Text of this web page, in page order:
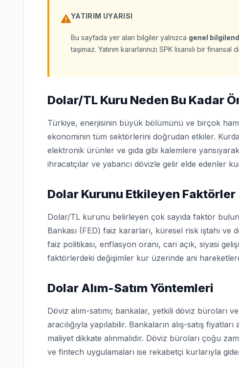
YATIRIM UYARISI
Bu sayfada yer alan bilgiler yalnızca genel
taşımaz. Yatırım kararlarınızı SPK lisanslı bir
Dolar/TL Kuru Neden Bu Kadar
Türkiye, enerjisinin büyük bölümünü ve birçok
ekonominin tüm sektörlerini doğrudan etkiler.
elektronik ürünler ve gıda gibi kalemlere
ihracatçılar ve yabancı dövizle gelir elde edenler
Dolar Kurunu Etkileyen Faktörler
Dolar/TL kurunu belirleyen çok sayıda faktör
Bankası (FED) faiz kararları, küresel risk iştahı ve
faiz politikası, enflasyon oranı, cari açık, siyasi
faktörlerdeki değişimler kur üzerinde ani
Dolar Alım-Satım Yöntemleri
Döviz alım-satımı; bankalar, yetkili döviz büroları
aracılığıyla yapılabilir. Bankaların alış-satış
maliyet dikkate alınmalıdır. Döviz büroları çoğu
ve fintech uygulamaları ise rekabetçi kurlarıyla